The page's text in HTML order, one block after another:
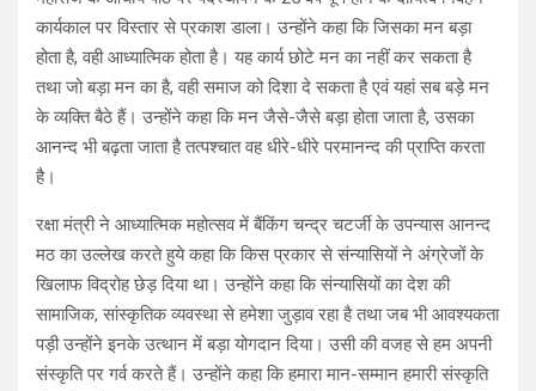
कार्यकाल पर विस्तार से प्रकाश डाला। उन्होंने कहा कि जिसका मन बड़ा
होता है, वही आध्यात्मिक होता है। यह कार्य छोटे मन का नहीं कर सकता है
तथा जो बड़ा मन का है, वही समाज को दिशा दे सकता है एवं यहां सब बड़े मन
के व्यक्ति बैठे हैं। उन्होंने कहा कि मन जैसे-जैसे बड़ा होता जाता है, उसका
आनन्द भी बढ़ता जाता है तत्पश्चात वह धीरे-धीरे परमानन्द की प्राप्ति करता
है।
रक्षा मंत्री ने आध्यात्मिक महोत्सव में बैंकिंग चन्द्र चटर्जी के उपन्यास आनन्द
मठ का उल्लेख करते हुये कहा कि किस प्रकार से संन्यासियों ने अंग्रेजों के
खिलाफ विद्रोह छेड़ दिया था। उन्होंने कहा कि संन्यासियों का देश की
सामाजिक, सांस्कृतिक व्यवस्था से हमेशा जुड़ाव रहा है तथा जब भी आवश्यकता
पड़ी उन्होंने इनके उत्थान में बड़ा योगदान दिया। उसी की वजह से हम अपनी
संस्कृति पर गर्व करते हैं। उन्होंने कहा कि हमारा मान-सम्मान हमारी संस्कृति